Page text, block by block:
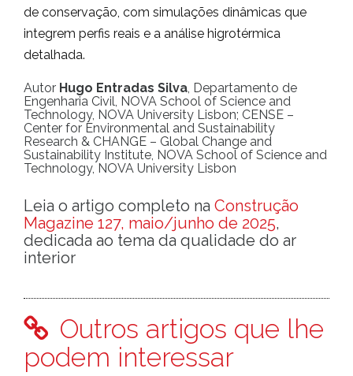
de conservação, com simulações dinâmicas que
integrem perfis reais e a análise higrotérmica
detalhada.
Autor Hugo Entradas Silva, Departamento de
Engenharia Civil, NOVA School of Science and
Technology, NOVA University Lisbon; CENSE –
Center for Environmental and Sustainability
Research & CHANGE – Global Change and
Sustainability Institute, NOVA School of Science and
Technology, NOVA University Lisbon
Leia o artigo completo na Construção
Magazine 127, maio/junho de 2025,
dedicada ao tema da qualidade do ar
interior
Outros artigos que lhe
podem interessar